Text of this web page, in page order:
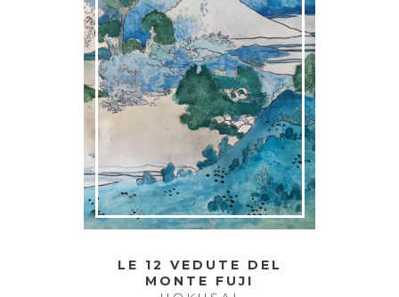
LE 12 VEDUTE DEL
MONTE FUJI